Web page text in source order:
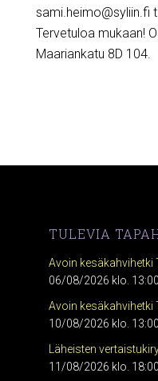
sami.heimo@syliin.fi
Tervetuloa mukaan!
Maariankatu 8D 104.
TULEVIA
Avoin kesäkahvihetki
06/08/2026 klo.
Avoin kesäkahvihetki
10/08/2026 klo.
Läheisten
11/08/2026 klo.